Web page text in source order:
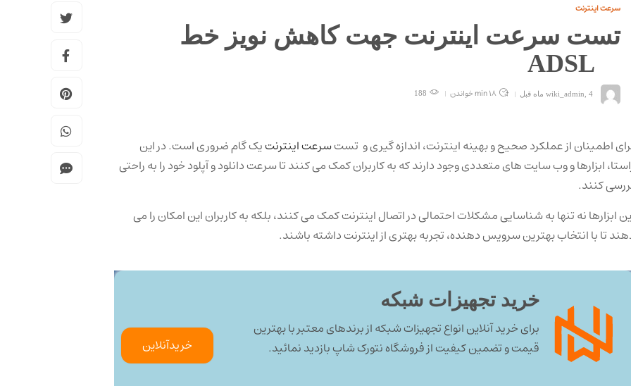
سرعت اینترنت
تست سرعت اینترنت جهت کاهش نویز خط
ADSL
wiki_admin ,4 ماه قبل 18 min خواندن 188
اطمینان از عملکرد صحیح و بهینه اینترنت، اندازه‌ گیری و تستسرعت اینترنتیک گام ضروری است. در این
ابزارها و وب ‌سایت ‌های متعددی وجود دارند که به کاربران کمک می ‌کنند تا سرعت دانلود و آپلود خود را به راحتی
کنند.
ابزارها نه تنها به شناسایی مشکلات احتمالی در اتصال اینترنت کمک می ‌کنند، بلکه به کاربران این امکان را می
تا با انتخاب بهترین سرویس‌ دهنده، تجربه بهتری از اینترنت داشته باشند.
خرید تجهیزات شبکه
برای خرید آنلاین انواع تجهیزات شبکه از برندهای معتبر با بهترین
قیمت و تضمین کیفیت از فروشگاه نتورک شاپ بازدید نمائید.
خرید‌آنلاین